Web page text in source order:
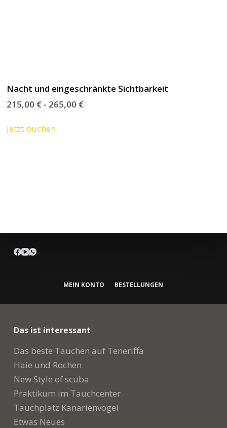
Nacht und eingeschränkte Sichtbarkeit
215,00 € - 265,00 €
Jetzt buchen
MEIN KONTO BESTELLUNGEN
Das ist interessant
Das beste Tauchen auf Teneriffa
Haie und Rochen
New Style of scuba
Praktikum im Tauchcenter
Tauchplatz Kanarienvogel
Etwas Neues